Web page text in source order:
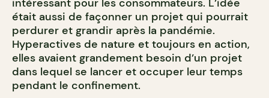
intéressant pour les consommateurs. L’idée
était aussi de façonner un projet qui pourrait
perdurer et grandir après la pandémie.
Hyperactives de nature et toujours en action,
elles avaient grandement besoin d’un projet
dans lequel se lancer et occuper leur temps
pendant le confinement.